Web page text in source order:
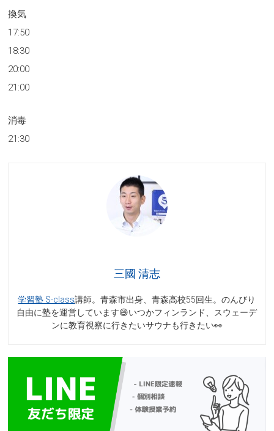
換気
17:50
18:30
20:00
21:00
消毒
21:30
三國 清志
学習塾 S-class講師。青森市出身、青森高校55回生。のんびり
自由に塾を運営しています😄いつかフィンランド、スウェーデ
ンに教育視察に行きたいサウナも行きたい👀